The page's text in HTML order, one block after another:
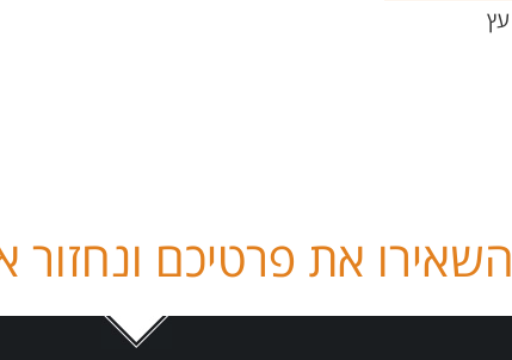
השאירו את פרטיכם